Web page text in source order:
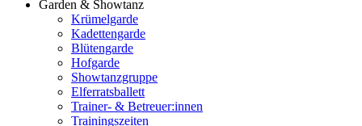
Garden & Showtanz
Krümelgarde
Kadettengarde
Blütengarde
Hofgarde
Showtanzgruppe
Elferratsballett
Trainer- & Betreuer:innen
Trainingszeiten